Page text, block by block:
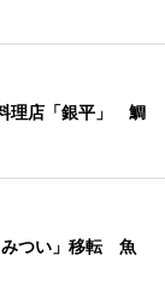
理店「銀平」 鯛
みつい」移転 魚